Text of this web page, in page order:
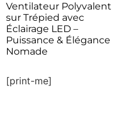
Ventilateur Polyvalent
sur Trépied avec
Éclairage LED –
Puissance & Élégance
Nomade
[print-me]